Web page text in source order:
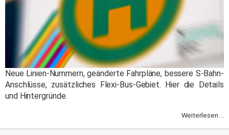
Neue Linien-Nummern, geänderte Fahrpläne, bessere S-Bahn-
Anschlüsse, zusätzliches Flexi-Bus-Gebiet. Hier die Details
und Hintergründe.
Weiterlesen ...